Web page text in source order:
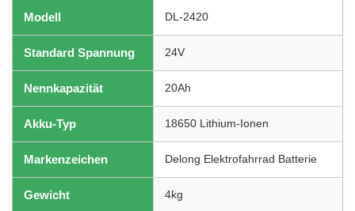
Modell DL-2420
Standard Spannung 24V
Nennkapazität 20Ah
Akku-Typ 18650 Lithium-Ionen
Markenzeichen Delong Elektrofahrrad Batterie
Gewicht 4kg